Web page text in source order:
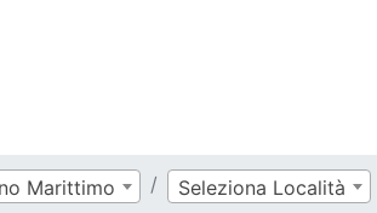
Marittimo Seleziona Località